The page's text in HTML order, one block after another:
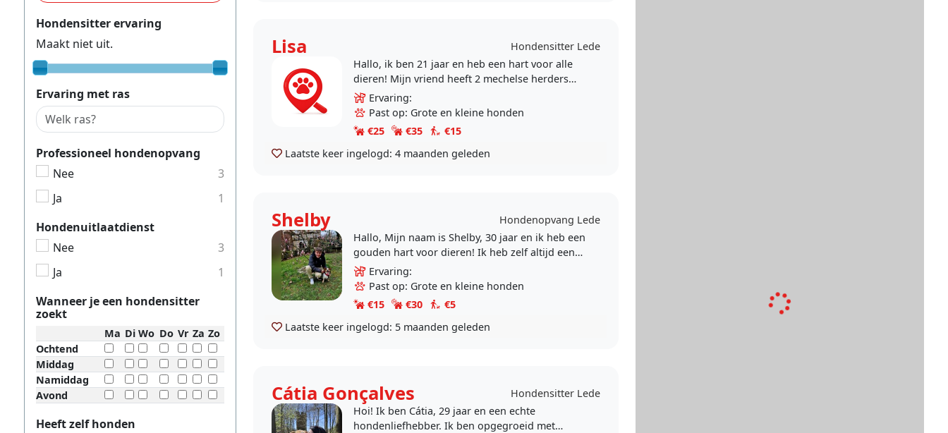
Lisa
Hondensitter Lede
Hallo, ik ben 21 jaar en heb een hart voor alle
dieren! Mijn vriend heeft 2 mechelse herders
waarmee ik vaak ga wandelen. Ook heb ik al 3
jaar..
Ervaring:
Past op: Grote en kleine honden
€25
€35
€15
Laatste keer ingelogd: 4 maanden geleden
Shelby
Hondenopvang Lede
Hallo, Mijn naam is Shelby, 30 jaar en ik heb een
gouden hart voor dieren! Ik heb zelf altijd een
hond gehad en zelf nu heb ik er ook eentje. En
het..
Ervaring:
Past op: Grote en kleine honden
€15
€30
€5
Laatste keer ingelogd: 5 maanden geleden
Cátia Gonçalves
Hondensitter Lede
Hoi! Ik ben Cátia, 29 jaar en een echte
hondenliefhebber. Ik ben opgegroeid met
Hondensitter ervaring
Maakt niet uit.
Ervaring met ras
Professioneel hondenopvang
Nee
3
Ja
1
Hondenuitlaatdienst
Nee
3
Ja
1
Wanneer je een hondensitter
zoekt
Ma Di Wo Do Vr Za Zo
Ochtend
Middag
Namiddag
Avond
Heeft zelf honden